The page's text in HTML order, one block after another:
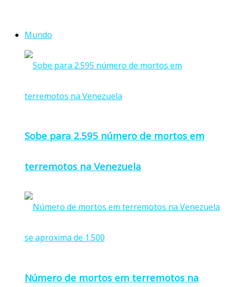
Mundo
Sobe para 2.595 número de mortos em
terremotos na Venezuela
Número de mortos em terremotos na